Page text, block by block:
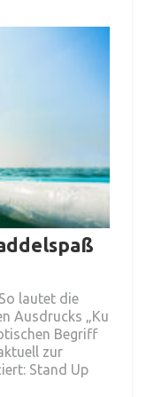
lautet die
Ausdrucks „Ku
Begriff
zur
Stand Up